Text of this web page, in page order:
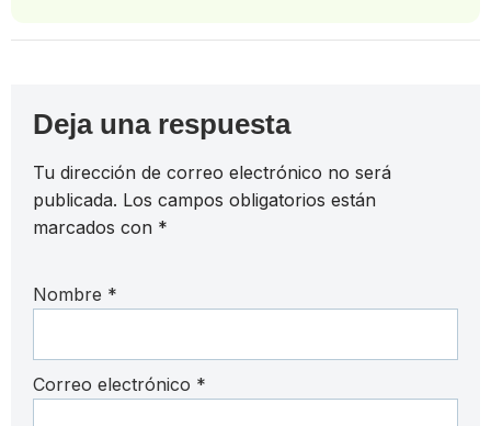
Deja una respuesta
Tu dirección de correo electrónico no será
publicada. Los campos obligatorios están
marcados con *
Nombre *
Correo electrónico *